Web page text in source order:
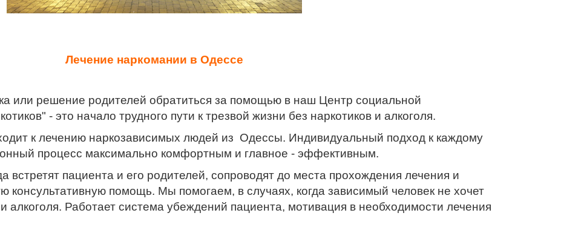
Лечение наркомании в Одессе
или решение родителей обратиться за помощью в наш Центр социальной
- это начало трудного пути к трезвой жизни без наркотиков и алкоголя.
к лечению наркозависимых людей из Одессы. Индивидуальный подход к каждому
процесс максимально комфортным и главное - эффективным.
встретят пациента и его родителей, сопроводят до места прохождения лечения и
консультативную помощь. Мы помогаем, в случаях, когда зависимый человек не хочет
алкоголя. Работает система убеждений пациента, мотивация в необходимости лечения